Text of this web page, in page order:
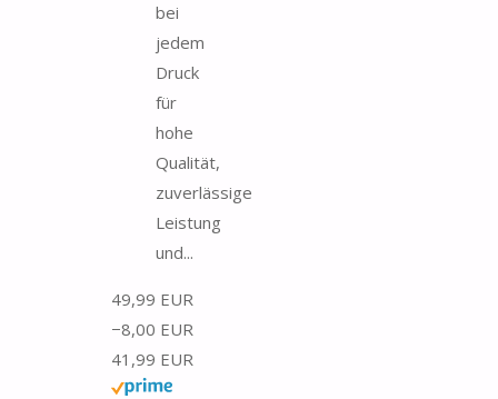
bei
jedem
Druck
für
hohe
Qualität,
zuverlässige
Leistung
und...
49,99 EUR
−8,00 EUR
41,99 EUR